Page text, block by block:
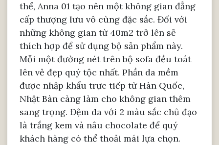
thể, Anna 01 tạo nên một không gian đẳng
cấp thượng lưu vô cùng đặc sắc. Đối với
những không gian từ 40m2 trở lên sẽ
thích hợp để sử dụng bộ sản phẩm này.
Mỗi một đường nét trên bộ sofa đều toát
lên vẻ đẹp quý tộc nhất. Phần da mềm
được nhập khẩu trực tiếp từ Hàn Quốc,
Nhật Bàn càng làm cho không gian thêm
sang trọng. Đệm da với 2 màu sắc chủ đạo
là trắng kem và nâu chocolate để quý
khách hàng có thể thoải mái lựa chọn.